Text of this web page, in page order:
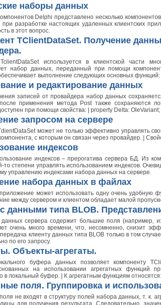
наборы данных
Delphi представлено несколько
разработке настоящих удаленных клиентских
в этот вопрос.
TClientDataSet. Получение
используется в клиентской части
набор данных, переданный при помощи
выполнение следующих основных функций:
и редактирование данных
записей от провайдера набор данных
применения метода Post также сохраняются
при помощи свойства: | property Delta: OleVariant;
запросом на сервере
может не только эффективно управлять
с которым он связан через провайдер. |
индексов
индексов – прерогатива сервера БД. Из
то степени управлять использованием индексов.
управлению индексами набора данных на сервере.
набора данных в файлах
приложение может использовать одну очень удобную
между сервером и клиентом обладает малой
данными типа BLOB.
сервера содержит большие поля (например,
очень много времени, что, несомненно, снизит
клиенту данных типа BLOB только в том
по его запросу.
Объекты-агрегаты.
буфера данных позволяет компоненту
на использовании агрегатных функций
в локальный буфер. | К агрегатным функциям
поля. Группировка и
не входят в структуру полей набора данных, т. к.
для получения результата. Следовательно,